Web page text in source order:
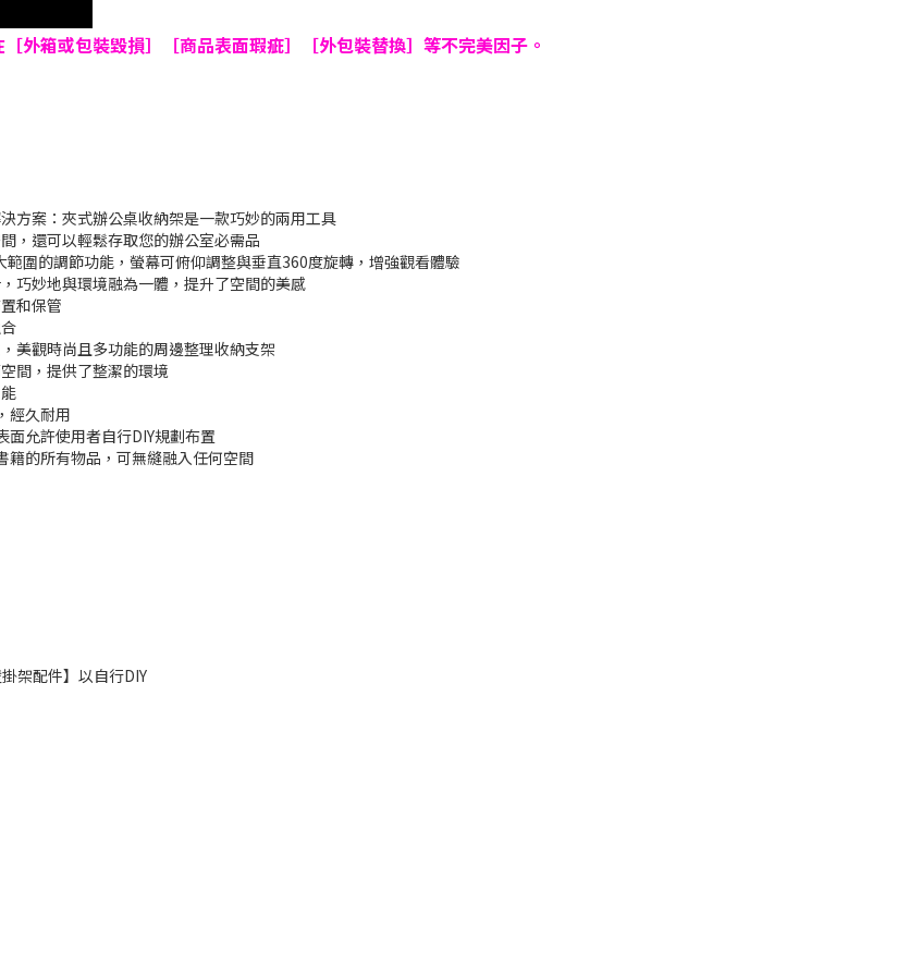
外箱或包裝毀損］［商品表面瑕疵］［外包裝替換］等不完美因子。
方案：夾式辦公桌收納架是一款巧妙的兩用工具
，還可以輕鬆存取您的辦公室必需品
圍的調節功能，螢幕可俯仰調整與垂直360度旋轉，增強觀看體驗
巧妙地與環境融為一體，提升了空間的美感
和保管
美觀時尚且多功能的周邊整理收納支架
間，提供了整潔的環境
經久耐用
允許使用者自行DIY規劃布置
籍的所有物品，可無縫融入任何空間
架配件】以自行DIY